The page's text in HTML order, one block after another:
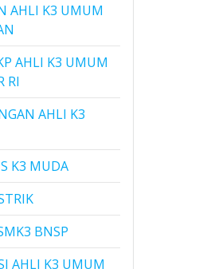
AHLI K3 UMUM
AHLI K3 UMUM
RI
AHLI K3
K3 MUDA
BNSP
AHLI K3 UMUM